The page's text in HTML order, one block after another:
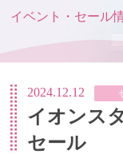
イベント・セール
2024.12.12
イオンス
セール